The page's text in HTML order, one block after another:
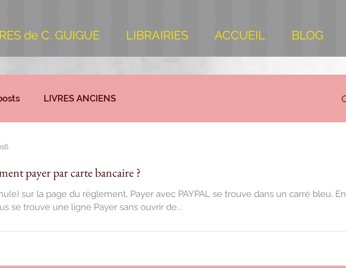
de C. GUIGUE LIBRAIRIES ACCUEIL BLOG
LIVRES ANCIENS
payer par carte bancaire ?
sur la page du règlement, Payer avec PAYPAL se trouve dans un carré bleu. En
se trouve une ligne Payer sans ouvrir de...